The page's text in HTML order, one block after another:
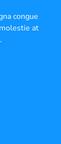
congue
at